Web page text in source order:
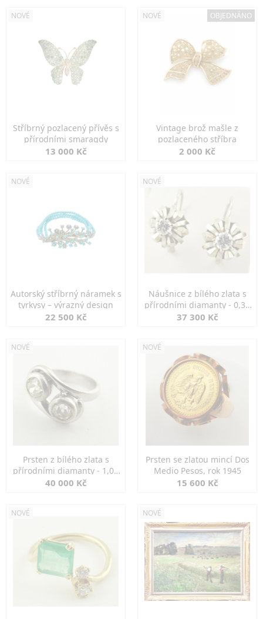
NOVÉ
Stříbrný pozlacený přívěs s
přírodními smaragdy
13 000 Kč
NOVÉ OBJEDNÁNO
Vintage brož mašle z
pozlaceného stříbra
2 000 Kč
NOVÉ
Autorský stříbrný náramek s
tyrkysy – výrazný design
22 500 Kč
NOVÉ
Náušnice z bílého zlata s
přírodními diamanty - 0,30
ct
37 300 Kč
NOVÉ
Prsten z bílého zlata s
přírodními diamanty - 1,00
ct
40 000 Kč
NOVÉ
Prsten se zlatou mincí Dos
Medio Pesos, rok 1945
15 600 Kč
NOVÉ NOVÉ